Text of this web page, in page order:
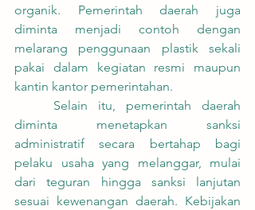
organik. Pemerintah daerah juga
diminta menjadi contoh dengan
melarang penggunaan plastik sekali
pakai dalam kegiatan resmi maupun
kantin kantor pemerintahan.
diminta menetapkan sanksi
administratif secara bertahap bagi
pelaku usaha yang melanggar, mulai
dari teguran hingga sanksi lanjutan
sesuai kewenangan daerah. Kebijakan